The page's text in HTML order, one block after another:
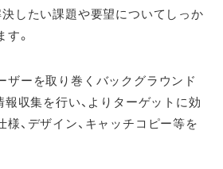
決したい課題や要望についてしっか
。
ザーを取り巻くバックグラウンド
報収集を行い、よりターゲットに効
、デザイン、キャッチコピー等を